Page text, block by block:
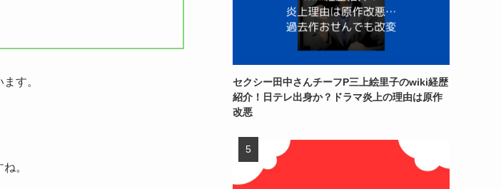
す。
。
セクシー田中さんチーフP三上絵里子のwiki経歴
紹介！日テレ出身か？ドラマ炎上の理由は原作
改悪